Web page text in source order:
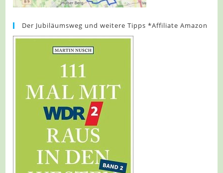
Der Jubiläumsweg und weitere Tipps *Affiliate Amazon